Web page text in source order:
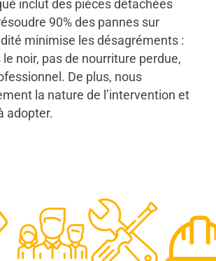
inclut des pièces détachées
90% des pannes sur
minimise les désagréments :
noir, pas de nourriture perdue,
De plus, nous
la nature de l’intervention et
adopter.
48
0
50